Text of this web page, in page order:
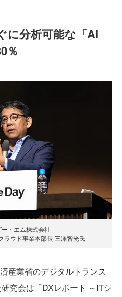
に分析可能な「AI
％
・エム株式会社
ラウド事業本部長 三澤智光氏
産業省のデジタルトランス
究会は「DXレポート ～ITシ